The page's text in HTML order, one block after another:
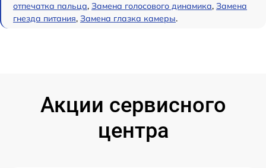
отпечатка пальца, Замена голосового динамика, Замена
гнезда питания, Замена глазка камеры.
Акции сервисного
центра